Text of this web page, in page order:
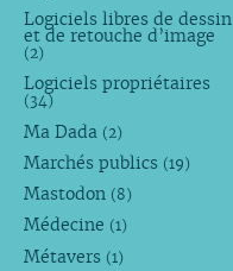
Logiciels libres de dessin
et de retouche d’image
(2)
Logiciels propriétaires
(34)
Ma Dada (2)
Marchés publics (19)
Mastodon (8)
Médecine (1)
Métavers (1)